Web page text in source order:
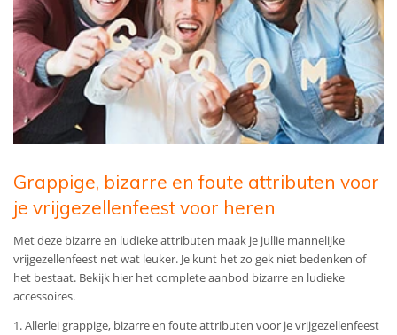
Grappige, bizarre en foute attributen voor
je vrijgezellenfeest voor heren
Met deze bizarre en ludieke attributen maak je jullie mannelijke
vrijgezellenfeest net wat leuker. Je kunt het zo gek niet bedenken of
het bestaat. Bekijk hier het complete aanbod bizarre en ludieke
accessoires.
1. Allerlei grappige, bizarre en foute attributen voor je vrijgezellenfeest